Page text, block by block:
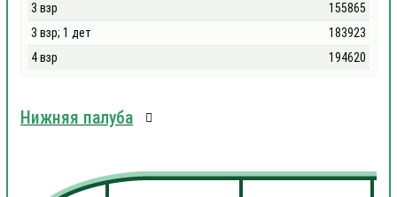
3 взр
155865
3 взр; 1 дет
183923
4 взр
194620
Нижняя палуба